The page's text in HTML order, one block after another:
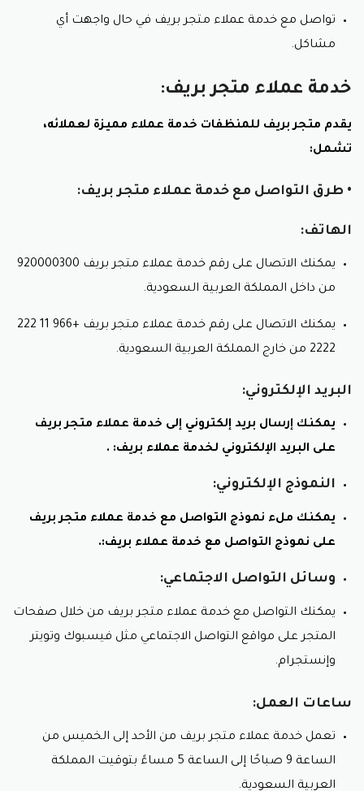
تواصل مع خدمة عملاء متجر بريف في حال واجهت أي
مشاكل.
خدمة عملاء متجر بريف:
يقدم متجر بريف للمنظفات خدمة عملاء مميزة لعملائه،
تشمل:
• طرق التواصل مع خدمة عملاء متجر بريف:
الهاتف:
يمكنك الاتصال على رقم خدمة عملاء متجر بريف 920000300
من داخل المملكة العربية السعودية.
يمكنك الاتصال على رقم خدمة عملاء متجر بريف +966 11 222
2222 من خارج المملكة العربية السعودية.
البريد الإلكتروني:
يمكنك إرسال بريد إلكتروني إلى خدمة عملاء متجر بريف
على البريد الإلكتروني لخدمة عملاء بريف: .
النموذج الإلكتروني:
يمكنك ملء نموذج التواصل مع خدمة عملاء متجر بريف
على نموذج التواصل مع خدمة عملاء بريف:.
وسائل التواصل الاجتماعي:
يمكنك التواصل مع خدمة عملاء متجر بريف من خلال صفحات
المتجر على مواقع التواصل الاجتماعي مثل فيسبوك وتويتر
وإنستجرام.
ساعات العمل:
تعمل خدمة عملاء متجر بريف من الأحد إلى الخميس من
الساعة 9 صباحًا إلى الساعة 5 مساءً بتوقيت المملكة
العربية السعودية.